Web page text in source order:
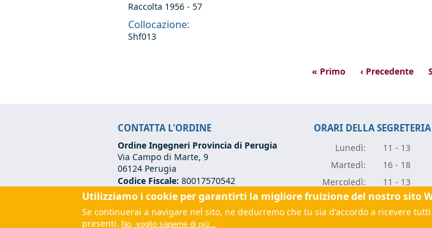
Raccolta 1956 - 57
Collocazione:
Shf013
« Primo ‹ Precedente
CONTATTA L'ORDINE
Ordine Ingegneri Provincia di Perugia
Via Campo di Marte, 9
06124 Perugia
Codice Fiscale: 80017570542
Tel:+39 075 500 12 00
Email:
segreteria@ordineingegneriperugia.it (link sends e-mail)
PEC:ordine.perugia@ingpec.eu
ORARI DELLA SEGRETERIA
Lunedì:
11 - 13
Martedì:
16 - 18
Mercoledì:
11 - 13
Giovedì:
11 - 13
Venerdì: 11 - 13
Utilizziamo i cookie per garantirti la migliore fruizione del nostro sito
Se continuerai a navigare nel sito, ne dedurremo che tu sia d'accordo a ricevere
presenti. No, voglio saperne di più...